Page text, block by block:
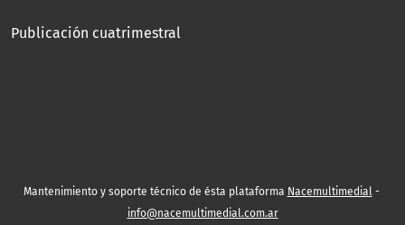
Publicación cuatrimestral
Mantenimiento y soporte técnico de ésta plataforma Nacemultimedial-
info@nacemultimedial.com.ar